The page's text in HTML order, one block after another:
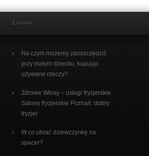
Losowe
Na czym możemy zaoszczędzić
przy małym dziecku, kupując
używane rzeczy?
Zdrowe Włosy – usługi fryzjerskie.
Salony fryzjerskie Poznań: dobry
fryzjer
W co ubrać dziewczynkę na
spacer?